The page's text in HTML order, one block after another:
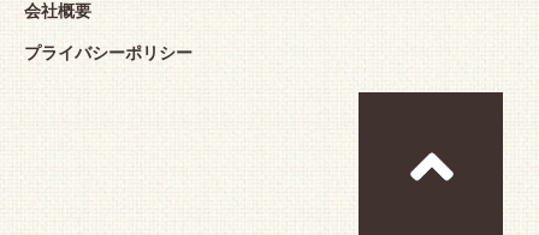
会社概要
プライバシーポリシー